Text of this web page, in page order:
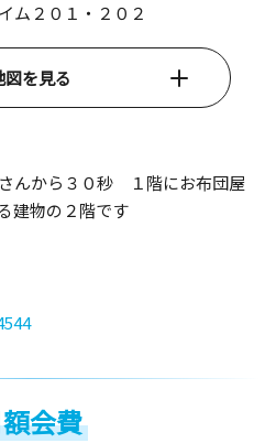
ム２０１・２０２
図を見る
んから３０秒 １階にお布団屋
建物の２階です
会費